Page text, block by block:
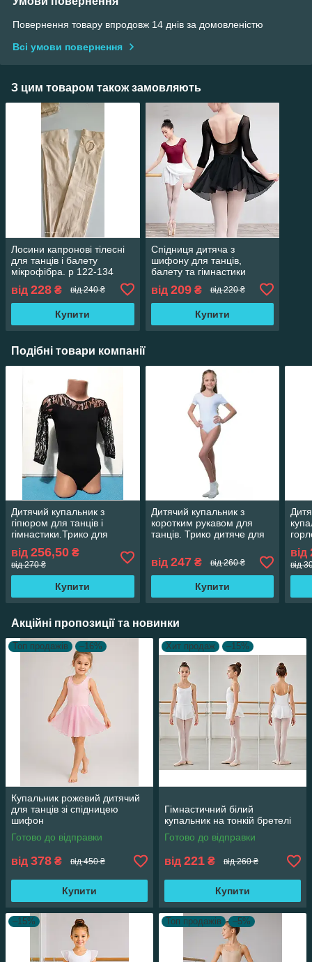
Повернення товару впродовж 14 днів за домовленістю
Всі умови повернення
З цим товаром також замовляють
Лосини капронові тілесні
для танців і балету
мікрофібра. р 122-134
від 228 ₴ від 240 ₴
Купити
Спідниця дитяча з
шифону для танців,
балету та гімнастики
від 209₴ від 220 ₴
Купити
Подібні товари компанії
Дитячий купальник з
гіпюром для танців і
гімнастики.Трико для
гімнастики. Одяг для
гімнастики і хореографії
від 256,50 ₴
від 270 ₴
Купити
Дитячий купальник з
коротким рукавом для
танців. Трико дитяче для
хореографії
від 247₴ від 260 ₴
Купити
від
від
Акційні пропозиції та новинки
Топ продажів –16%
Купальник рожевий дитячий
для танців зі спідницею
шифон
Готово до відправки
від 378 ₴ від 450 ₴
Купити
Хит продаж –15%
Гімнастичний білий
купальник на тонкій бретелі
Готово до відправки
від 221 ₴ від 260 ₴
Купити
–15% Топ продажів –5%